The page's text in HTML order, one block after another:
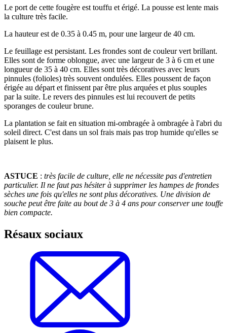
Le port de cette fougère est touffu et érigé. La pousse est lente mais
la culture très facile.
La hauteur est de 0.35 à 0.45 m, pour une largeur de 40 cm.
Le feuillage est persistant. Les frondes sont de couleur vert brillant.
Elles sont de forme oblongue, avec une largeur de 3 à 6 cm et une
longueur de 35 à 40 cm. Elles sont très décoratives avec leurs
pinnules (folioles) très souvent ondulées. Elles poussent de façon
érigée au départ et finissent par être plus arquées et plus souples
par la suite. Le revers des pinnules est lui recouvert de petits
sporanges de couleur brune.
La plantation se fait en situation mi-ombragée à ombragée à l'abri du
soleil direct. C'est dans un sol frais mais pas trop humide qu'elles se
plaisent le plus.
ASTUCE : très facile de culture, elle ne nécessite pas d'entretien
particulier. Il ne faut pas hésiter à supprimer les hampes de frondes
sèches une fois qu'elles ne sont plus décoratives. Une division de
souche peut être faite au bout de 3 à 4 ans pour conserver une touffe
bien compacte.
Résaux sociaux